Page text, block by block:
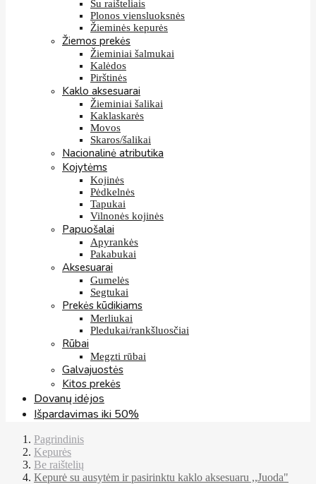
Su raišteliais
Plonos viensluoksnės
Žieminės kepurės
Žiemos prekės
Žieminiai šalmukai
Kalėdos
Pirštinės
Kaklo aksesuarai
Žieminiai šalikai
Kaklaskarės
Movos
Skaros/šalikai
Nacionalinė atributika
Kojytėms
Kojinės
Pėdkelnės
Tapukai
Vilnonės kojinės
Papuošalai
Apyrankės
Pakabukai
Aksesuarai
Gumelės
Segtukai
Prekės kūdikiams
Merliukai
Pledukai/rankšluosčiai
Rūbai
Megzti rūbai
Galvajuostės
Kitos prekės
Dovanų idėjos
Išpardavimas iki 50%
Pagrindinis
Kepurės
Be raištelių
Kepurė su ausytėm ir pasirinktu kaklo aksesuaru ,,Juoda"